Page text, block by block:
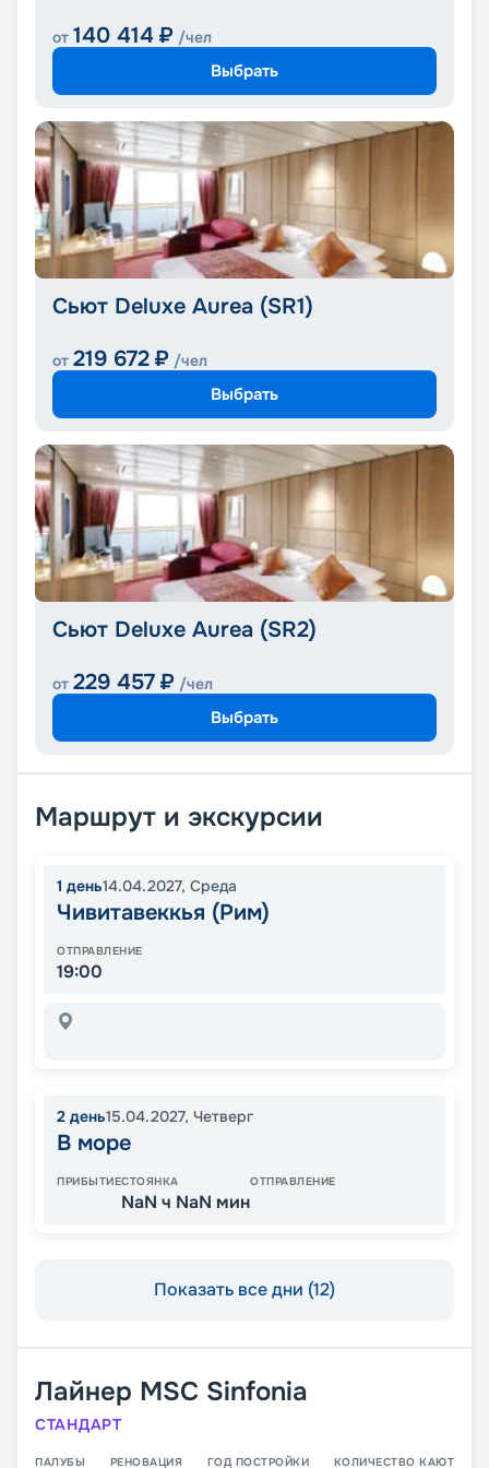
от 140 414 ₽ /чел
Выбрать
Сьют Deluxe Aurea (SR1)
от 219 672 ₽ /чел
Выбрать
Сьют Deluxe Aurea (SR2)
от 229 457 ₽ /чел
Выбрать
Маршрут и экскурсии
1 день14.04.2027, Среда
Чивитавеккья (Рим)
ОТПРАВЛЕНИЕ
19:00
2 день15.04.2027, Четверг
В море
ПРИБЫТИЕСТОЯНКА
NaN ч NaN мин
ОТПРАВЛЕНИЕ
Показать все дни (12)
Лайнер MSC Sinfonia
СТАНДАРТ
ПАЛУБЫ РЕНОВАЦИЯ ГОД ПОСТРОЙКИ КОЛИЧЕСТВО КАЮТ